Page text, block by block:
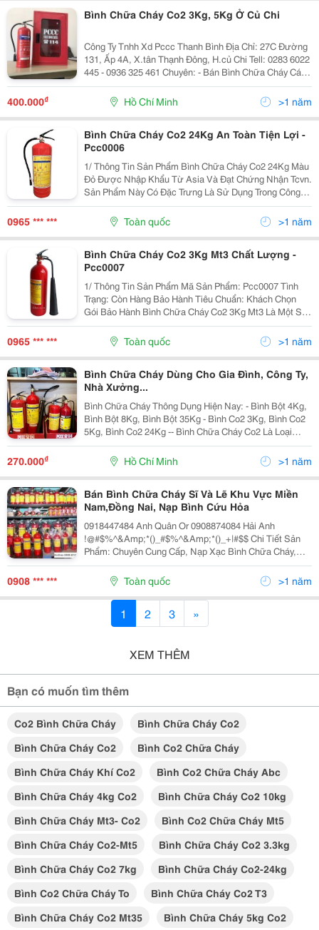
Bình Chữa Cháy Co2 3Kg, 5Kg Ở Củ Chi
Công Ty Tnhh Xd Pccc Thanh Bình Địa Chỉ: 27C Đường
131, Ấp 4A, X.tân Thạnh Đông, H.củ Chi Tell: 0283 6022
445 - 0936 325 461 Chuyên: - Bán Bình Chữa Cháy Các
Loại - Bán Các Thiệt Bị Pccc ( Nội Qui + Tiêu Lệnh Chữa
Cháy, Tủ Chữa Cháy, Vòi...
400.000₫ Hồ Chí Minh >1 năm
Bình Chữa Cháy Co2 24Kg An Toàn Tiện Lợi -
Pcc0006
1/ Thông Tin Sản Phẩm Bình Chữa Cháy Co2 24Kg Màu
Đỏ Được Nhập Khẩu Từ Asia Và Đạt Chứng Nhận Tcvn.
Sản Phẩm Này Có Đặc Trưng Là Sử Dụng Trong Công
Việc Phòng Cháy Chữa Cháy, Chữa Cháy Các Chất
Lỏng, Khí, Rắn, Phù Hợp Cho Các Công Ty Văn Phòng,
0965 *** *** Toàn quốc >1 năm
Bình Chữa Cháy Co2 3Kg Mt3 Chất Lượng -
Pcc0007
1/ Thông Tin Sản Phẩm Mã Sản Phẩm: Pcc0007 Tình
Trạng: Còn Hàng Bảo Hành Tiêu Chuẩn: Khách Chọn
Gói Bảo Hành Bình Chữa Cháy Co2 3Kg Mt3 Là Một Sự
Lựa Chọn Quan Trọng Không Thể Thiếu Cho Cả Gia
Đình Và Doanh Nghiệp. Với Khả Năng Dập Tắt Đám...
0965 *** *** Toàn quốc >1 năm
Bình Chữa Cháy Dùng Cho Gia Đình, Công Ty,
Nhà Xưởng...
Bình Chữa Cháy Thông Dụng Hiện Nay: - Bình Bột 4Kg,
Bình Bột 8Kg, Bình Bột 35Kg - Bình Co2 3Kg, Bình Co2
5Kg, Bình Co2 24Kg -- Bình Chữa Cháy Co2 Là Loại
Bình Chữa Cháy Xách Tay Bên Trong Chứa Khí Co2
-790C Được Nén Với Áp Lực Cao, Dùng Để Dập
270.000₫ Hồ Chí Minh >1 năm
Bán Bình Chữa Cháy Sĩ Và Lẽ Khu Vực Miền
Nam,Đồng Nai, Nạp Bình Cứu Hỏa
0918447484 Anh Quân Or 0908874084 Hải Anh
!@#$%^&Amp;*()_#$%^&Amp;*()_+|#$$ Chi Tiết Sản
Phẩm: Chuyên Cung Cấp, Nạp Xạc Bình Chữa Cháy,
Lắp Đặt Hệ Thống Chữa Cháy. Chúng Tôi Xin Gửi Tới
Quý Khách Hàng Bảng Báo Giá Các Loại Bình Chữa
Cháy Co2...
0908 *** *** Toàn quốc >1 năm
1 2 3 »
XEM THÊM
Bạn có muốn tìm thêm
Co2 Bình Chữa Cháy
Bình Chữa Cháy Co2
Bình Chữa Cháy Co2
Bình Co2 Chữa Cháy
Bình Chữa Cháy Khí Co2
Bình Co2 Chữa Cháy Abc
Bình Chữa Cháy 4kg Co2
Bình Chữa Cháy Co2 10kg
Bình Chữa Cháy Mt3- Co2
Bình Co2 Chữa Cháy Mt5
Bình Chữa Cháy Co2-Mt5
Bình Chữa Cháy Co2 3.3kg
Bình Chữa Cháy Co2 7kg
Bình Chữa Cháy Co2-24kg
Bình Co2 Chữa Cháy To
Bình Chữa Cháy Co2 T3
Bình Chữa Cháy Co2 Mt35
Bình Chữa Cháy 5kg Co2